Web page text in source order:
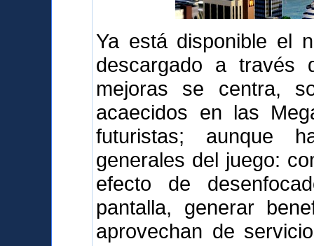
Ya está disponible el
descargado a través
mejoras se centra,
acaecidos en las
futuristas; aunque
generales del juego:
efecto de
pantalla, generar
aprovechan de